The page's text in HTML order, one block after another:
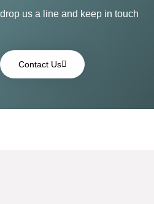
drop us a line and keep in touch
Contact Us